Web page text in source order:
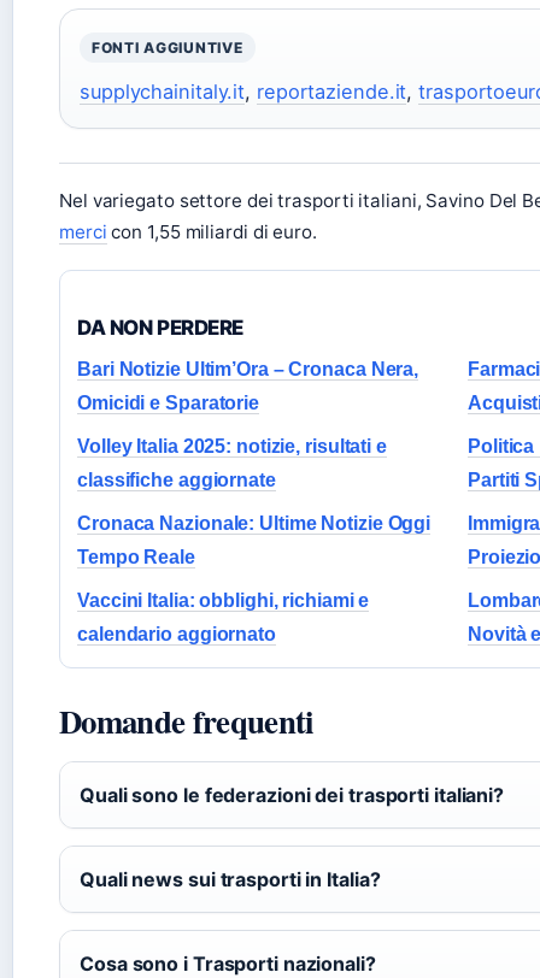
FONTI AGGIUNTIVE
supplychainitaly.it, reportaziende.it,
Nel variegato settore dei trasporti italiani, Savino Del
merci con 1,55 miliardi di euro.
DA NON PERDERE
Bari Notizie Ultim’Ora – Cronaca Nera,
Omicidi e Sparatorie
Volley Italia 2025: notizie, risultati e
classifiche aggiornate
Politica
Partiti
Cronaca Nazionale: Ultime Notizie Oggi
Tempo Reale
Vaccini Italia: obblighi, richiami e
calendario aggiornato
Novità
Domande frequenti
Quali sono le federazioni dei trasporti italiani?
Quali news sui trasporti in Italia?
Cosa sono i Trasporti nazionali?